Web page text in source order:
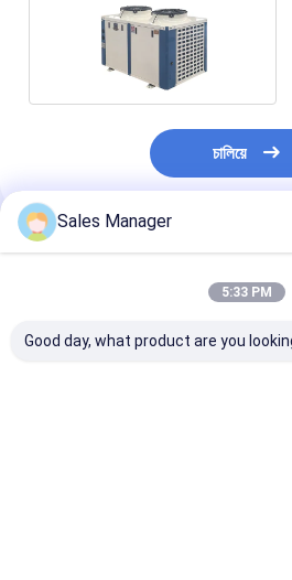
চালিয়ে
প্রস্তাবিত পণ্য
Sales Manager
5:33 PM
Good day, what product are you